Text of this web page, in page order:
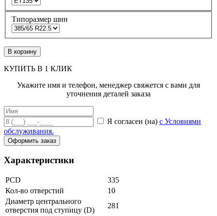
Типоразмер шин
В корзину
КУПИТЬ В 1 КЛИК
Укажите имя и телефон, менеджер свяжется с вами для
уточнения деталей заказа
Я согласен (на) с Условиями
обслуживания.
Оформить заказ
Характеристики
PCD
335
Кол-во отверстий
10
Диаметр центрального
отверстия под ступицу (D)
281